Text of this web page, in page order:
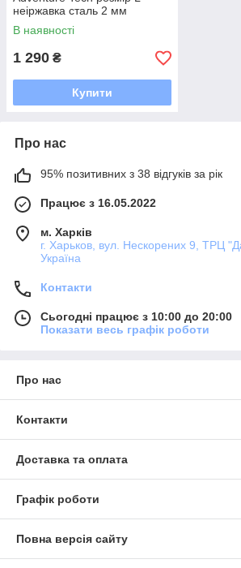
неіржавка сталь 2 мм
В наявності
1 290 ₴
Купити
Про нас
95% позитивних з 38 відгуків за рік
Працює з 16.05.2022
м. Харків
г. Харьков, вул. Нескорених 9, ТРЦ
Україна
Контакти
Сьогодні працює з 10:00 до 20:00
Показати весь графік роботи
Про нас
Контакти
Доставка та оплата
Графік роботи
Повна версія сайту